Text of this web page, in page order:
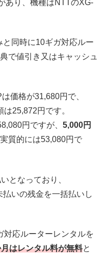
あり、機種はNTTのXG-
同時に10ギガ対応ルー
で値引き又はキャッシュ
価格が31,680円で、
25,872円です。
円ですが、 5,000円
質的には53,080円で
となっており、
いの残金を一括払いし
対応ルーターレンタルを
はレンタル料が無料と